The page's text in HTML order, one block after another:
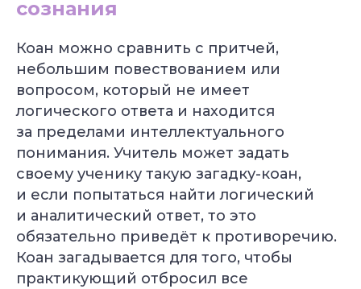
сознания
Коан можно сравнить с притчей,
небольшим повествованием или
вопросом, который не имеет
логического ответа и находится
за пределами интеллектуального
понимания. Учитель может задать
своему ученику такую загадку-коан,
и если попытаться найти логический
и аналитический ответ, то это
обязательно приведёт к противоречию.
Коан загадывается для того, чтобы
практикующий отбросил все